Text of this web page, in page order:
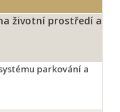
životní prostředí a
parkování a